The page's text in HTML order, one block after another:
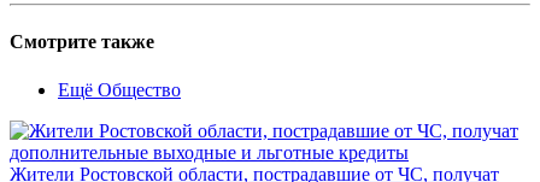
Смотрите также
Ещё Общество
Жители Ростовской области, пострадавшие от ЧС, получат